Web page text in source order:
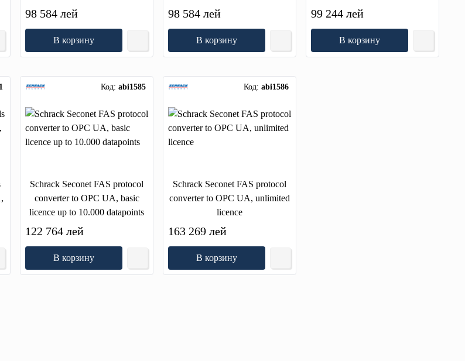
98 584 лей
В корзину
98 584 лей
В корзину
99 244 лей
В корзину
Код: abi1585
Schrack Seconet FAS protocol
converter to OPC UA, basic
licence up to 10.000 datapoints
122 764 лей
В корзину
Код: abi1586
Schrack Seconet FAS protocol
converter to OPC UA, unlimited
licence
163 269 лей
В корзину